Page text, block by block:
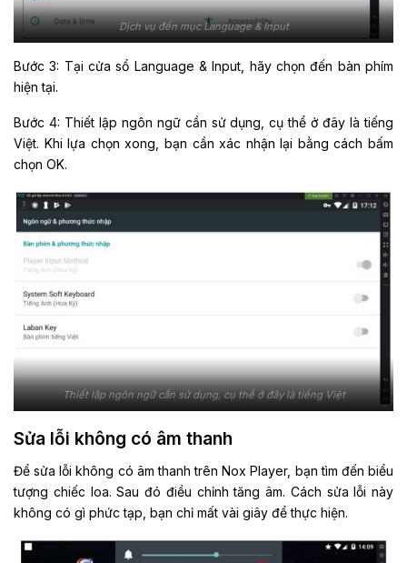
Dịch vụ đến mục Language & Input
Bước 3: Tại cửa sổ Language & Input, hãy chọn đến bàn phím
hiện tại.
Bước 4: Thiết lập ngôn ngữ cần sử dụng, cụ thể ở đây là tiếng
Việt. Khi lựa chọn xong, bạn cần xác nhận lại bằng cách bấm
chọn OK.
Thiết lập ngôn ngữ cần sử dụng, cụ thể ở đây là tiếng Việt
Sửa lỗi không có âm thanh
Để sửa lỗi không có âm thanh trên Nox Player, bạn tìm đến biểu
tượng chiếc loa. Sau đó điều chỉnh tăng âm. Cách sửa lỗi này
không có gì phức tạp, bạn chỉ mất vài giây để thực hiện.